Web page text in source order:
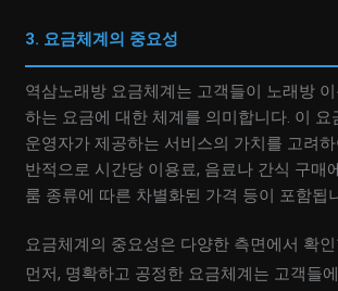
3. 요금체계의 중요성
역삼노래방 요금체계는 고객들이 노래방
하는 요금에 대한 체계를 의미합니다. 이 요
운영자가 제공하는 서비스의 가치를 고려
반적으로 시간당 이용료, 음료나 간식 구매
룸 종류에 따른 차별화된 가격 등이 포함됩
요금체계의 중요성은 다양한 측면에서 확
먼저, 명확하고 공정한 요금체계는 고객들